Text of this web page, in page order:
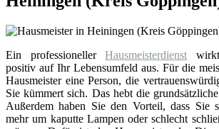
Ein professionellerHausmeisterdienst
positiv auf Ihr Lebensumfeld aus. Für die
Hausmeister eine Person, die
Sie kümmert sich. Das hebt die
Außerdem haben Sie den Vorteil, dass Sie
mehr um kaputte Lampen oder schlecht